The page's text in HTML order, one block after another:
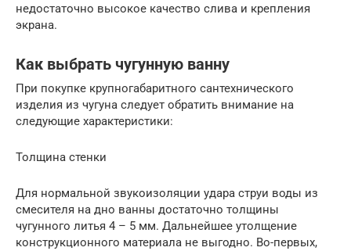
недостаточно высокое качество слива и крепления
экрана.
Как выбрать чугунную ванну
При покупке крупногабаритного сантехнического
изделия из чугуна следует обратить внимание на
следующие характеристики:
Толщина стенки
Для нормальной звукоизоляции удара струи воды из
смесителя на дно ванны достаточно толщины
чугунного литья 4 – 5 мм. Дальнейшее утолщение
конструкционного материала не выгодно. Во-первых,